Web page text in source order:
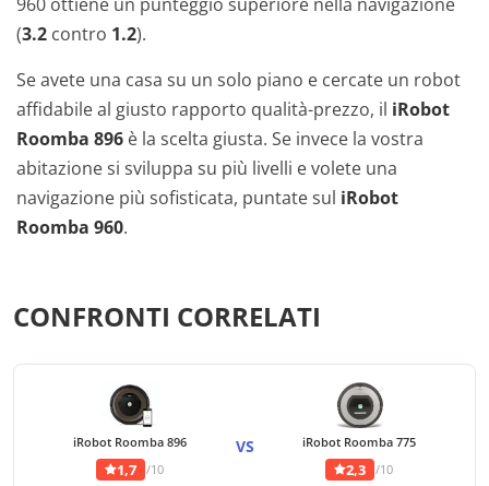
960 ottiene un punteggio superiore nella navigazione
(3.2 contro 1.2).
Se avete una casa su un solo piano e cercate un robot
affidabile al giusto rapporto qualità-prezzo, il iRobot
Roomba 896 è la scelta giusta. Se invece la vostra
abitazione si sviluppa su più livelli e volete una
navigazione più sofisticata, puntate sul iRobot
Roomba 960.
CONFRONTI CORRELATI
iRobot Roomba 896
1,7 /10
VS iRobot Roomba 775
2,3 /10